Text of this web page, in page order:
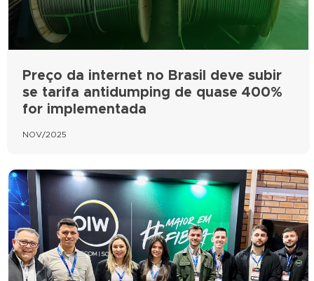
Preço da internet no Brasil deve subir
se tarifa antidumping de quase 400%
for implementada
NOV/2025